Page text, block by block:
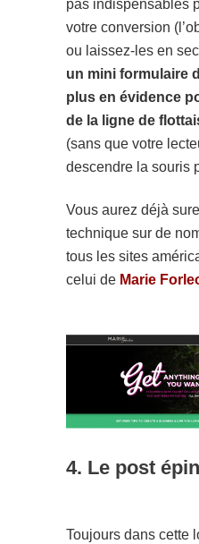
pas indispensables
votre conversion
ou laissez-les en
un mini formulaire
plus en évidence
de la ligne de
(sans que votre
descendre la souris
Vous aurez déjà
technique sur de
tous les sites
celui de Marie
4. Le post
Toujours dans cette